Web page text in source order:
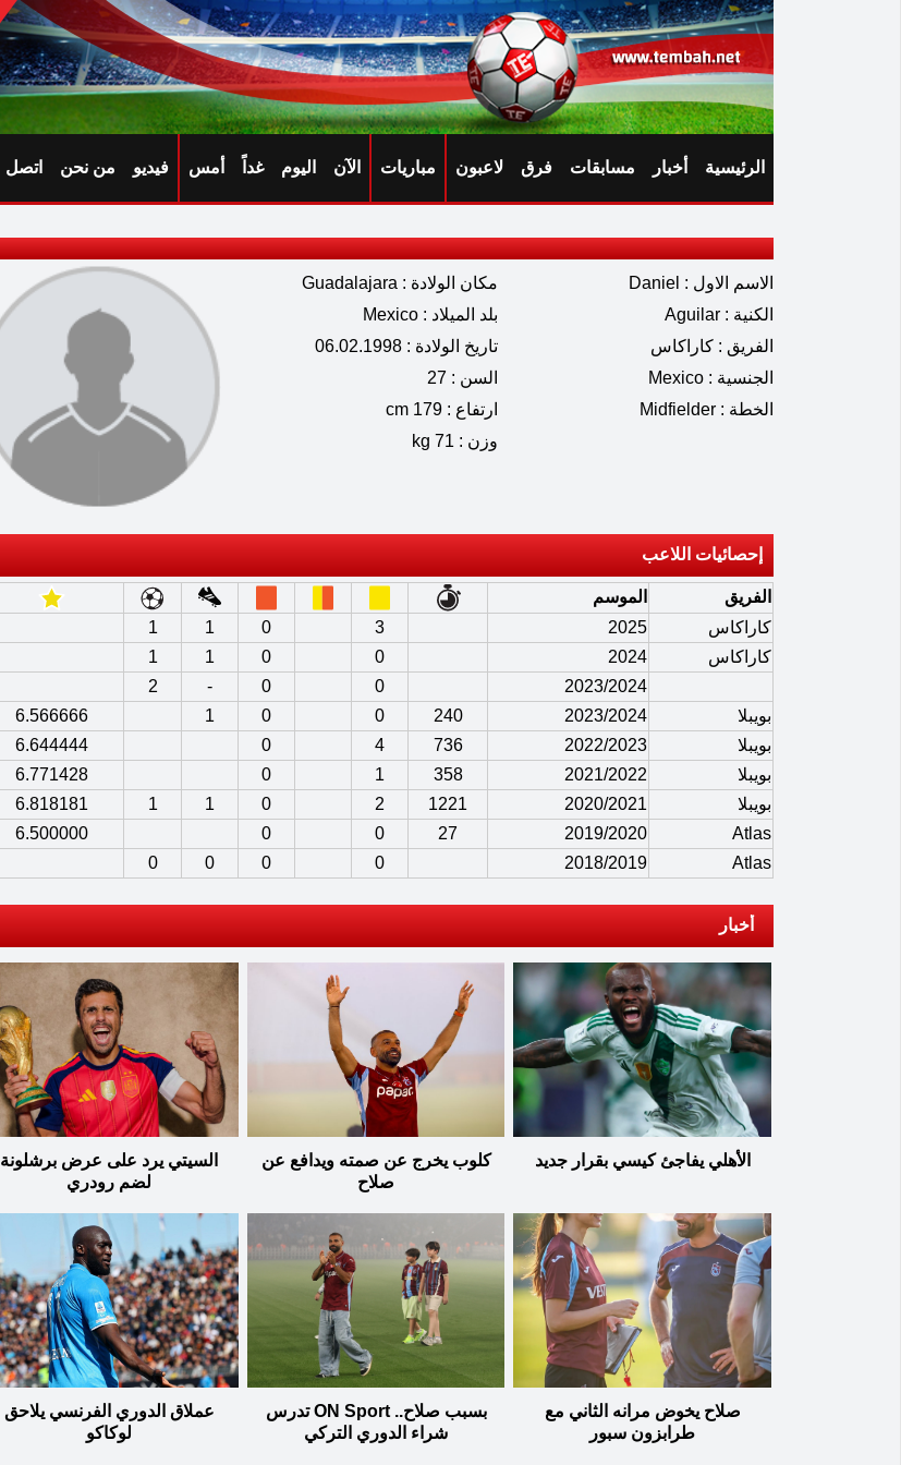
الرئيسية أخبار مسابقات فرق لاعبون مباريات الآن اليوم غداً أمس فيديو من نحن اتصل
الاسم الاول : Daniel
الكنية : Aguilar
الفريق : كاراكاس
الجنسية : Mexico
الخطة : Midfielder
مكان الولادة : Guadalajara
بلد الميلاد : Mexico
تاريخ الولادة : 06.02.1998
السن : 27
ارتفاع : 179 cm
وزن : 71 kg
إحصائيات اللاعب
الفريق
الموسم
كاراكاس
2025
3
0
1
1
كاراكاس
2024
0
0
1
1
2023/2024
0
0
-
2
بويبلا
2023/2024
240
0
0
1
6.566666
بويبلا
2022/2023
736
4
0
6.644444
بويبلا
2021/2022
358
1
0
6.771428
بويبلا
2020/2021
1221
2
0
1
1
6.818181
Atlas
2019/2020
27
0
0
6.500000
Atlas
2018/2019
0
0
0
0
أخبار
الأهلي يفاجئ كيسي بقرار جديد
كلوب يخرج عن صمته ويدافع عن
صلاح
السيتي يرد على عرض برشلونة
لضم رودري
صلاح يخوض مرانه الثاني مع
طرابزون سبور
بسبب صلاح.. ON Sport تدرس
شراء الدوري التركي
عملاق الدوري الفرنسي يلاحق
لوكاكو